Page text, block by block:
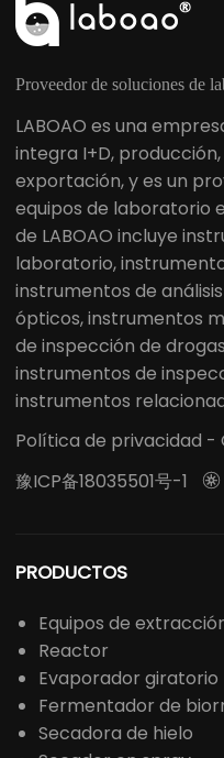
Proveedor de soluciones de
LABOAO es una
integra I+D,
exportación, y es un
equipos de laboratorio
de LABOAO incluye
laboratorio,
instrumentos de
ópticos, instrumentos
de inspección de
instrumentos de
instrumentos
Política de privacidad -
豫ICP备18035501号-1

PRODUCTOS
Equipos de
Reactor
Evaporador giratorio
Fermentador de
Secadora de hielo